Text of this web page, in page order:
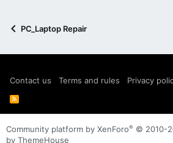
PC_Laptop Repair
Contact us Terms and rules Privacy
R
S
Community platform by XenForo® © 2010-
by ThemeHouse